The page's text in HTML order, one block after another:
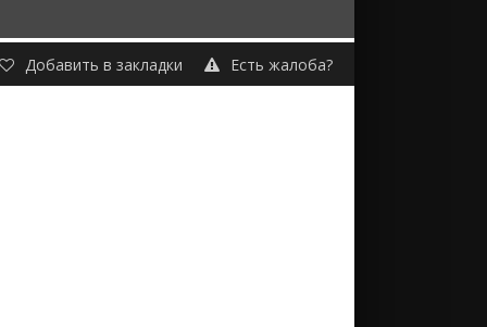
Добавить в закладки Есть жалоба?